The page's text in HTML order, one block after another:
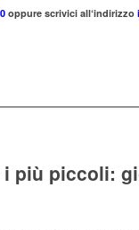
oppure scrivici all‘indirizzo
più piccoli: